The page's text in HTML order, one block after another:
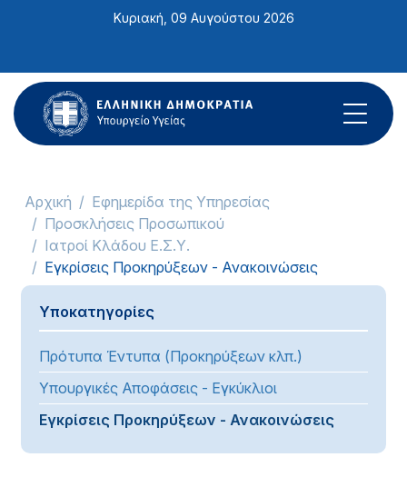
ιστότοπος
περιλαμβάνει
ένα
σύστημα
Κυριακή, 09 Αυγούστου 2026
Αρχική
Εφημερίδα της Υπηρεσίας
Προσκλήσεις Προσωπικού
Ιατροί Κλάδου Ε.Σ.Υ.
Εγκρίσεις Προκηρύξεων - Ανακοινώσεις
Υποκατηγορίες
Πρότυπα Έντυπα (Προκηρύξεων κλπ.)
Υπουργικές Αποφάσεις - Εγκύκλιοι
Εγκρίσεις Προκηρύξεων - Ανακοινώσεις